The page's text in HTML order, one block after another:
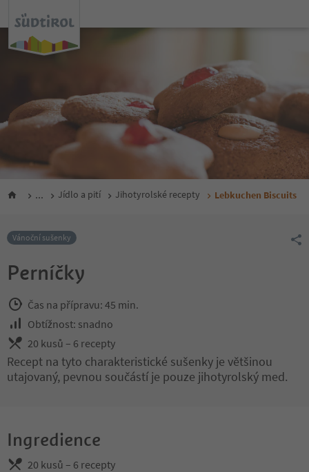
... Jídlo a pití Jihotyrolské recepty Lebkuchen Biscuits
Vánoční sušenky
Perníčky
Čas na přípravu: 45 min.
Obtížnost: snadno
20 kusů – 6 recepty
Recept na tyto charakteristické sušenky je většinou
utajovaný, pevnou součástí je pouze jihotyrolský med.
Ingredience
20 kusů – 6 recepty